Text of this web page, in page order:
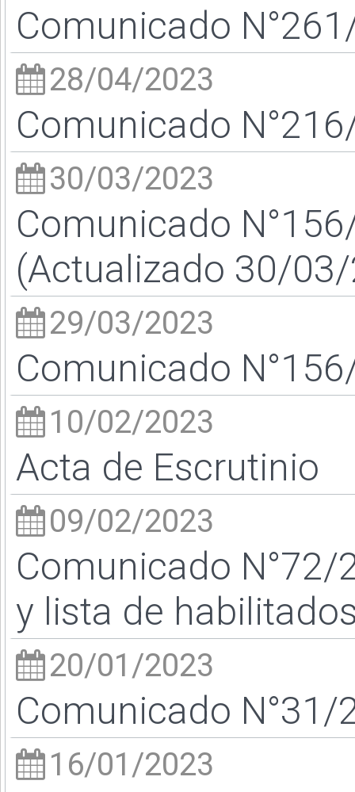
Comunicado
28/04/2023
Comunicado
30/03/2023
Comunicado
(Actualizado 30/
29/03/2023
Comunicado
10/02/2023
Acta de Escrutinio
09/02/2023
Comunicado N°72/
y lista de
20/01/2023
Comunicado N°31/
16/01/2023